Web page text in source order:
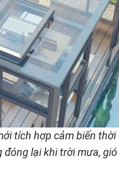
tích hợp cảm biến thời
lại khi trời mưa, gió